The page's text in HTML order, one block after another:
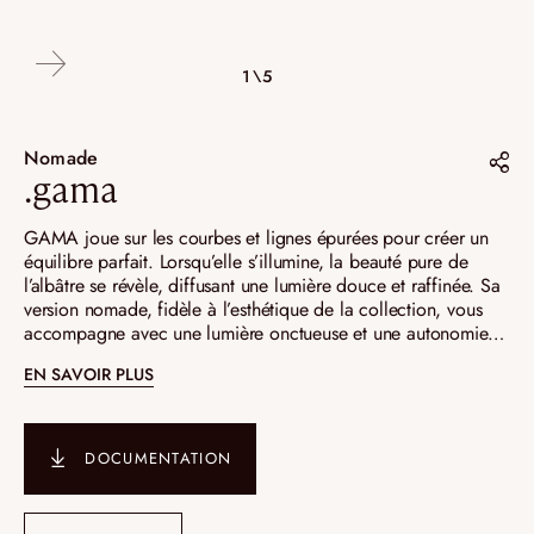
1\5
2\5
3\5
4\5
5\5
Nomade
.gama
Partager sur :
Pinterest
Instagram
GAMA joue sur les courbes et lignes épurées pour créer un
équilibre parfait. Lorsqu’elle s’illumine, la beauté pure de
l’albâtre se révèle, diffusant une lumière douce et raffinée. Sa
version nomade, fidèle à l’esthétique de la collection, vous
accompagne avec une lumière onctueuse et une autonomie
EN SAVOIR PLUS
DOCUMENTATION